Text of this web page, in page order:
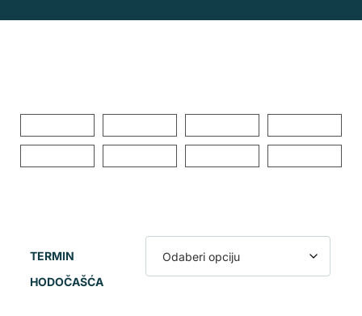
TERMIN
HODOČAŠĆA